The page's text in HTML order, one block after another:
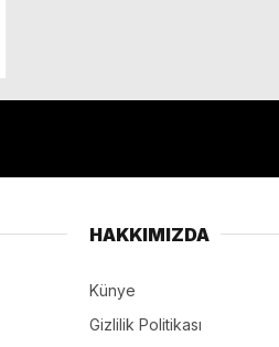
HAKKIMIZDA
Künye
Gizlilik Politikası